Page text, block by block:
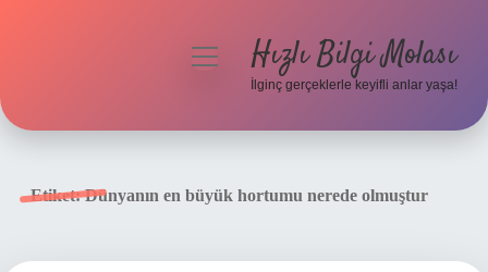
menüyüHızlı Bilgi Molası
İlginç gerçeklerle keyifli anlar yaşa!
Etiket:Dünyanın en büyük hortumu nerede olmuştur